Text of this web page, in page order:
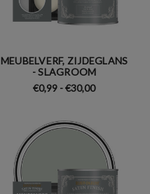
MEUBELVERF, ZIJDEGLANS
- SLAGROOM
€0,99 - €30,00